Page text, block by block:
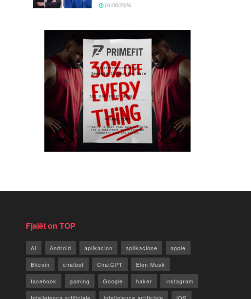
04/08/2026
Fjalët on TOP
AI Android aplikacion aplikacione apple
Bitcoin chatbot ChatGPT Elon Musk
facebook gaming Google haker Instagram